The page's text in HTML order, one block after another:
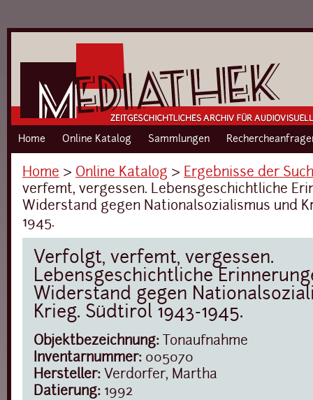
Home Online Katalog Sammlungen
Home › Online Katalog › Ergebnisse der
verfemt, vergessen. Lebensgeschichtliche
Widerstand gegen Nationalsozialismus und
1945.
Verfolgt, verfemt, vergessen.
Lebensgeschichtliche
Widerstand gegen
Krieg. Südtirol 1943-1945.
Objektbezeichnung: Tonaufnahme
Inventarnummer: 005070
Hersteller: Verdorfer, Martha
Datierung: 1992